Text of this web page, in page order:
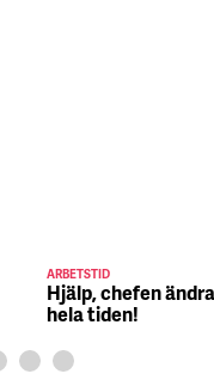
ARBETSTID
Hjälp, chefen
hela tiden!